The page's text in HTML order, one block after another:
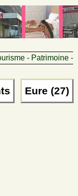
- Patrimoine -
Eure (27)